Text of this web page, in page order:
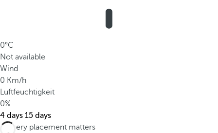
0°C
Not available
Wind
0 Km/h
Luftfeuchtigkeit
0%
4 days 15 days